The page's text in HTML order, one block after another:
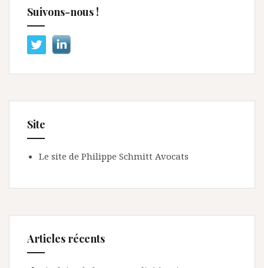
Suivons-nous !
Site
Le site de Philippe Schmitt Avocats
Articles récents